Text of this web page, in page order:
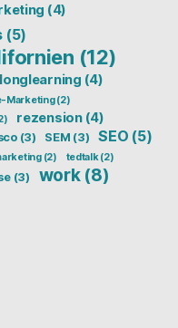
(4)
(5)
(12)
(4)
Marketing(2)
rezension(4)
(3) SEM (3) SEO (5)
(2) tedtalk(2)
(3) work(8)